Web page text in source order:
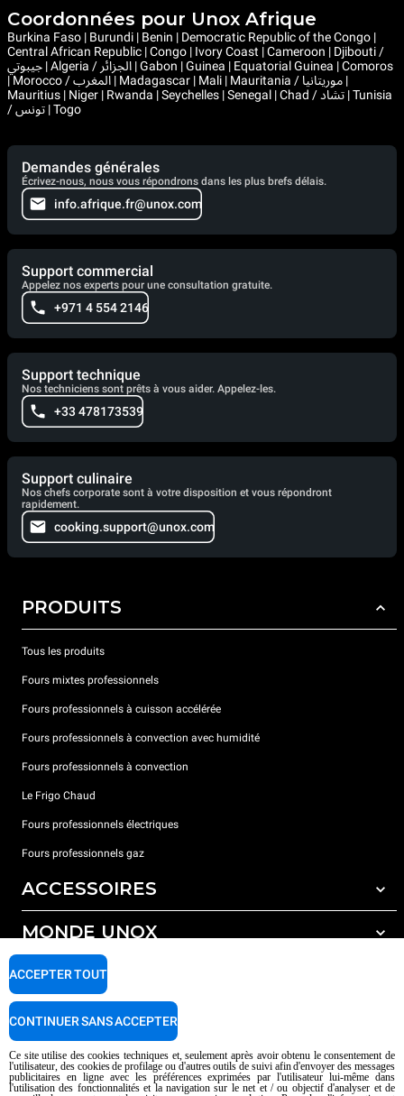
Coordonnées pour Unox Afrique
Burkina Faso | Burundi | Benin | Democratic Republic of the Congo |
Central African Republic | Congo | Ivory Coast | Cameroon | Djibouti /
جيبوتي | Algeria / الجزائر | Gabon | Guinea | Equatorial Guinea | Comoros
| Morocco / المغرب | Madagascar | Mali | Mauritania / موريتانيا |
Mauritius | Niger | Rwanda | Seychelles | Senegal | Chad / تشاد | Tunisia
/ تونس | Togo
Demandes générales
Écrivez-nous, nous vous répondrons dans les plus brefs délais.
info.afrique.fr@unox.com
Support commercial
Appelez nos experts pour une consultation gratuite.
+971 4 554 2146
Support technique
Nos techniciens sont prêts à vous aider. Appelez-les.
+33 478173539
Support culinaire
Nos chefs corporate sont à votre disposition et vous répondront
rapidement.
cooking.support@unox.com
PRODUITS
Tous les produits
Fours mixtes professionnels
Fours professionnels à cuisson accélérée
Fours professionnels à convection avec humidité
Fours professionnels à convection
Le Frigo Chaud
Fours professionnels électriques
Fours professionnels gaz
ACCESSOIRES
Tous les accessoires
Détergents pour lavage automatique
Détergents pour lavage manuel
Traitement de l'eau avec filtres à résine
MONDE UNOX
Nos bureaux dans le monde
SUPPORT
Garantie Unox
Trouver les Centres SAV
AI Content Disclaimer
Privacy policy Cookie policy
Ce site utilise des cookies techniques et, seulement après avoir obtenu le consentement de
l'utilisateur, des cookies de profilage ou d'autres outils de suivi afin d'envoyer des messages
publicitaires en ligne avec les préférences exprimées par l'utilisateur lui-même dans
l'utilisation des fonctionnalités et la navigation sur le net et / ou objectif d'analyser et de
ACCEPTER TOUT
CONTINUER SANS ACCEPTER